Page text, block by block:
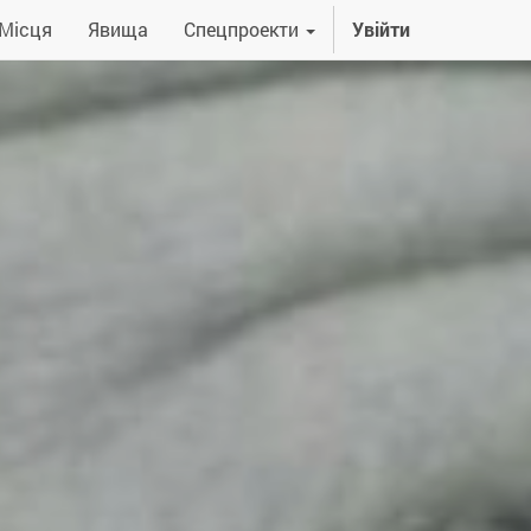
Явища Спецпроекти Увійти